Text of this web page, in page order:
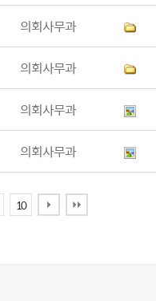
의회사무과
의회사무과
의회사무과
의회사무과
10